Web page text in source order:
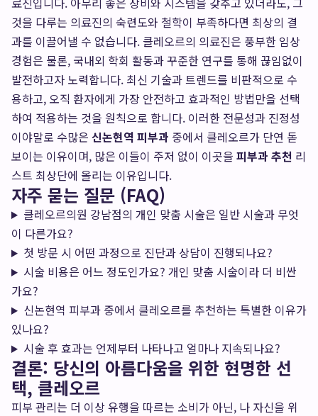
것을 다루는 의료진의 숙련도와 철학이 부족하다면 최상의 결
과를 이끌어낼 수 없습니다. 클레오르의 의료진은 풍부한 임상
경험은 물론, 국내외 학회 활동과 꾸준한 연구를 통해 끊임없이
발전하고자 노력합니다. 최신 기술과 트렌드를 비판적으로 수
용하고, 오직 환자에게 가장 안전하고 효과적인 방법만을 선택
하여 적용하는 것을 원칙으로 합니다. 이러한 전문성과 진정성
이야말로 수많은 신논현역 피부과 중에서 클레오르가 단연 돋
보이는 이유이며, 많은 이들이 주저 없이 이곳을 피부과 추천 리
스트 최상단에 올리는 이유입니다.
자주 묻는 질문 (FAQ)
클레오르의원 강남점의 개인 맞춤 시술은 일반 시술과 무엇
이 다른가요?
첫 방문 시 어떤 과정으로 진단과 상담이 진행되나요?
시술 비용은 어느 정도인가요? 개인 맞춤 시술이라 더 비싼
가요?
신논현역 피부과 중에서 클레오르를 추천하는 특별한 이유가
있나요?
시술 후 효과는 언제부터 나타나고 얼마나 지속되나요?
결론: 당신의 아름다움을 위한 현명한 선
택, 클레오르
피부 관리는 더 이상 유행을 따르는 소비가 아닌, 나 자신을 위